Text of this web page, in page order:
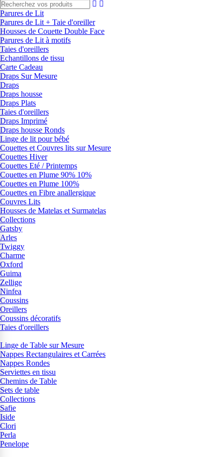
Parures de Lit
Parures de Lit + Taie d'oreiller
Housses de Couette Double Face
Parures de Lit à motifs
Taies d'oreillers
Echantillons de tissu
Carte Cadeau
Draps Sur Mesure
Draps
Draps housse
Draps Plats
Taies d'oreillers
Draps Imprimé
Draps housse Ronds
Linge de lit pour bébé
Couettes et Couvres lits sur Mesure
Couettes Hiver
Couettes Eté / Printemps
Couettes en Plume 90% 10%
Couettes en Plume 100%
Couettes en Fibre anallergique
Couvres Lits
Housses de Matelas et Surmatelas
Collections
Gatsby
Arles
Twiggy
Charme
Oxford
Guima
Zellige
Ninfea
Coussins
Oreillers
Coussins décoratifs
Taies d'oreillers
Linge de Table sur Mesure
Nappes Rectangulaires et Carrées
Nappes Rondes
Serviettes en tissu
Chemins de Table
Sets de table
Collections
Safie
Iside
Clori
Perla
Penelope